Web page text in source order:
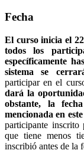
Fecha
El curso inicia el
todos los
específicamente
sistema se
participar en el
dará la
obstante, la
mencionada en
participante
que tiene menos
inscribió antes de la